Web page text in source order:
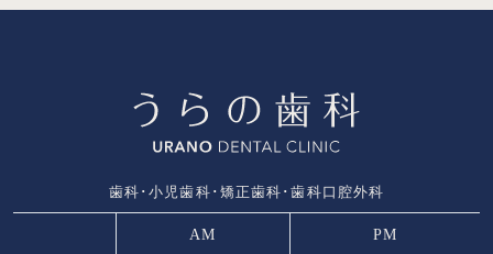
歯科･小児歯科･矯正歯科･歯科口腔外科
AM PM